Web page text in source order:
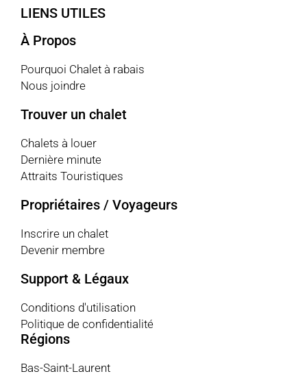
LIENS UTILES
À Propos
Pourquoi Chalet à rabais
Nous joindre
Trouver un chalet
Chalets à louer
Dernière minute
Attraits Touristiques
Propriétaires / Voyageurs
Inscrire un chalet
Devenir membre
Support & Légaux
Conditions d'utilisation
Politique de confidentialité
Régions
Bas-Saint-Laurent